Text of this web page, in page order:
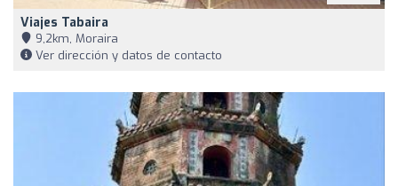
Viajes Tabaira
9,2km, Moraira
Ver dirección y datos de contacto